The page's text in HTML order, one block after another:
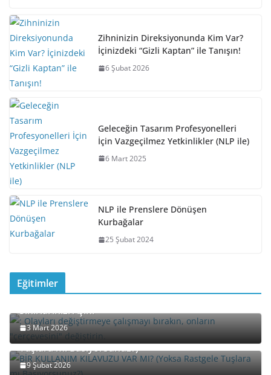
c
e
b
o
k
er a
d
s
e
dI
n
y
Li
n
Zihninizin Direksiyonunda Kim Var?
İçinizdeki “Gizli Kaptan” ile Tanışın!
6 Şubat 2026
Geleceğin Tasarım Profesyonelleri
İçin Vazgeçilmez Yetkinlikler (NLP ile)
6 Mart 2025
NLP ile Prenslere Dönüşen
Kurbağalar
25 Şubat 2024
Eğitimler
Davet: “Yeniden Çerçeveleme” (Reframing) ile
Sınırlarınızı Aşın!
3 Mart 2026
BİR KULLANIM KILAVUZU VAR MI? (Yoksa Rastgele
Tuşlara mı Basıyorsunuz?)
9 Şubat 2026